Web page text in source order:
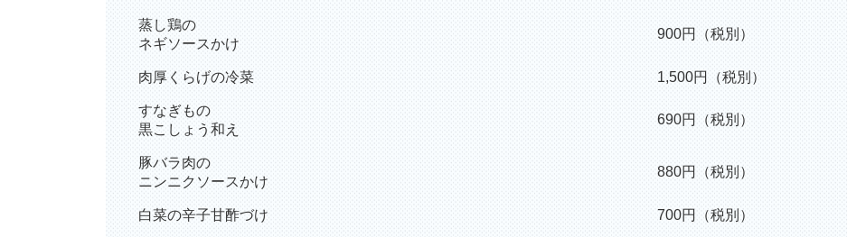
蒸し鶏の
ネギソースかけ
900円（税別）
肉厚くらげの冷菜 1,500円（税別）
すなぎもの
黒こしょう和え
690円（税別）
豚バラ肉の
ニンニクソースかけ
880円（税別）
白菜の辛子甘酢づけ 700円（税別）